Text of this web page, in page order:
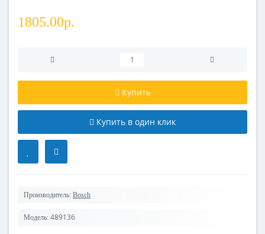
1805.00р.
Купить
Купить в один клик
Производитель: Bosch
Модель: 489136